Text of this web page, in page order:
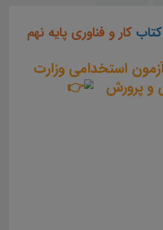
کتابکار و فناوری پایه نهم
استخدامی وزارت
و پرورش